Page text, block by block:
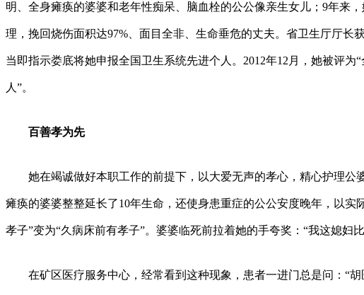
明、全身瘫痪的婆婆和老年性痴呆、脑血栓的公公像亲生女儿；9年来
理，挽回烧伤面积达97%、面目全非、生命垂危的丈夫。省卫生厅厅长
当即指示娄底将她申报全国卫生系统先进个人。2012年12月，她被评为
人”。
百善孝为先
她在竭诚做好本职工作的前提下，以大爱无声的孝心，精心护理公
瘫痪的婆婆整整延长了10年生命，还使身患重症的公公安度晚年，以实
孝子”变为“久病床前有孝子”。婆婆临死前拉着她的手夸奖：“我这媳妇
在矿区医疗服务中心，经常看到这种现象，患者一进门总是问：“胡